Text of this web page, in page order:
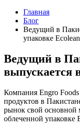
Главная
Блог
Ведущий в
упаковке Ecolean
Ведущий в
выпускается
Компания Engro
продуктов в
рынок свой основной
облеченной упаковке